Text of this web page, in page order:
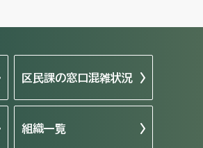
区民課の窓口混雑状況
組織一覧